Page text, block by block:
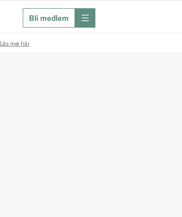
Bli medlem meny
Läs mer här